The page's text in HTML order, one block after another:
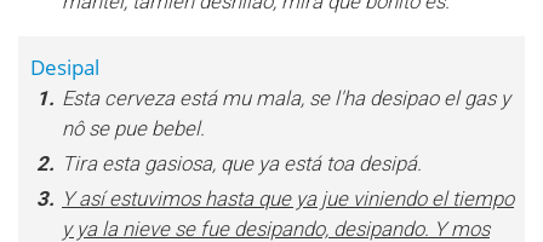
Desipal
1. Esta cerveza está mu mala, se l'ha desipao el gas y
nô se pue bebel.
2. Tira esta gasiosa, que ya está toa desipá.
3. Y así estuvimos hasta que ya jue viniendo el tiempo
y ya la nieve se fue desipando, desipando. Y mos